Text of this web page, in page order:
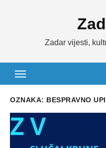
Zadar vijesti,
OZNAKA: BESPRAVNO